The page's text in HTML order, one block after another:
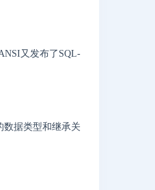
又发布了SQL-
数据类型和继承关